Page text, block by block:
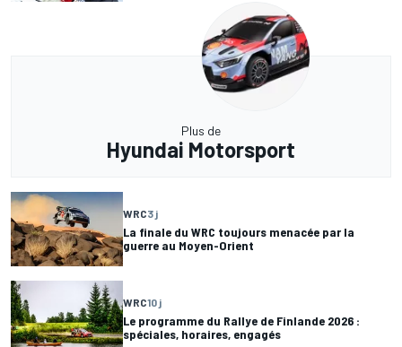
Plus de
Hyundai Motorsport
WRC3 j
La finale du WRC toujours menacée par la
guerre au Moyen-Orient
WRC10 j
Le programme du Rallye de Finlande 2026 :
spéciales, horaires, engagés